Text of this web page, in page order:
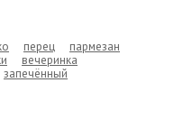
перец
пармезан
вечеринка
запечённый